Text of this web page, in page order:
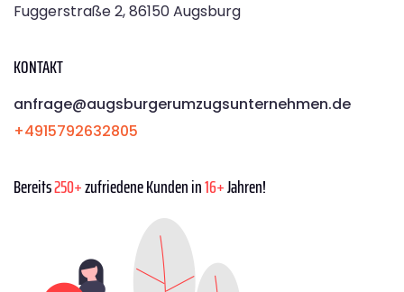
Fuggerstraße 2, 86150 Augsburg
KONTAKT
anfrage@augsburgerumzugsunternehmen.de
+4915792632805
Bereits250+zufriedene Kunden in16+Jahren!